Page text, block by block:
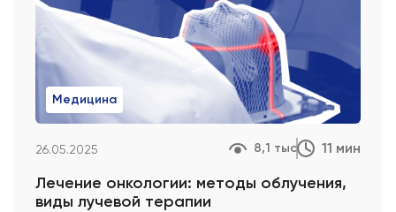
Медицина
26.05.2025 8,1 тыс 11 мин
Лечение онкологии: методы облучения,
виды лучевой терапии